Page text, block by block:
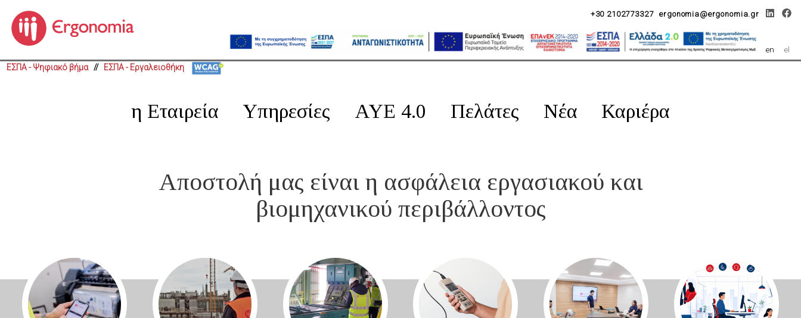
+30 2102773327 ergonomia@ergonomia.gr
en
el
ΕΣΠΑ - Ψηφιακό βήμα// ΕΣΠΑ - Εργαλειοθήκη
η Εταιρεία Υπηρεσίες AYE 4.0 Πελάτες Νέα Καριέρα
Αποστολή μας είναι η ασφάλεια εργασιακού και
βιομηχανικού περιβάλλοντος